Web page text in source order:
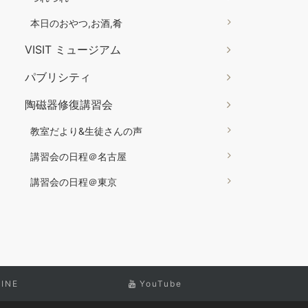
本日のおやつ,お酒,肴
VISIT ミュージアム
パブリシティ
陶磁器修復講習会
教室だより&生徒さんの声
講習会の日程＠名古屋
講習会の日程＠東京
YouTube